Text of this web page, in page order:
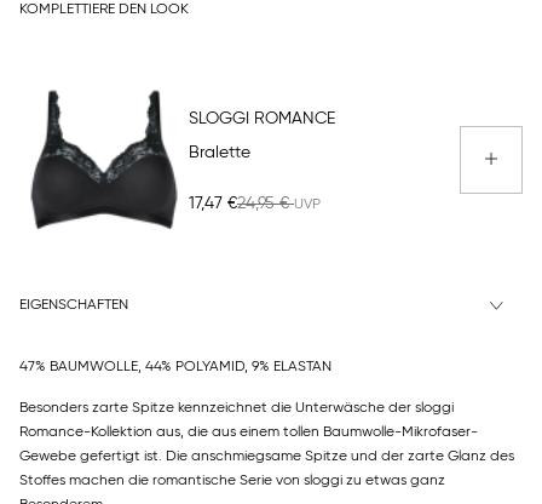
KOMPLETTIERE DEN LOOK
SLOGGI ROMANCE
Bralette
17,47 €24,95 €
EIGENSCHAFTEN
47% BAUMWOLLE, 44% POLYAMID, 9% ELASTAN
Besonders zarte Spitze kennzeichnet die Unterwäsche der sloggi
Romance-Kollektion aus, die aus einem tollen Baumwolle-Mikrofaser-
Gewebe gefertigt ist. Die anschmiegsame Spitze und der zarte Glanz des
Stoffes machen die romantische Serie von sloggi zu etwas ganz